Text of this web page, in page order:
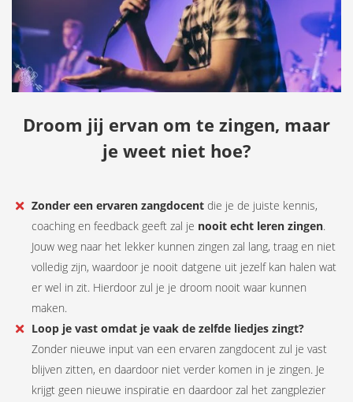
Droom jij ervan om te zingen, maar
je weet niet hoe?
Zonder een ervaren zangdocent die je de juiste kennis,
coaching en feedback geeft zal je nooit echt leren zingen.
Jouw weg naar het lekker kunnen zingen zal lang, traag en niet
volledig zijn, waardoor je nooit datgene uit jezelf kan halen wat
er wel in zit. Hierdoor zul je je droom nooit waar kunnen
maken.
Loop je vast omdat je vaak de zelfde liedjes zingt?
Zonder nieuwe input van een ervaren zangdocent zul je vast
blijven zitten, en daardoor niet verder komen in je zingen. Je
krijgt geen nieuwe inspiratie en daardoor zal het zangplezier